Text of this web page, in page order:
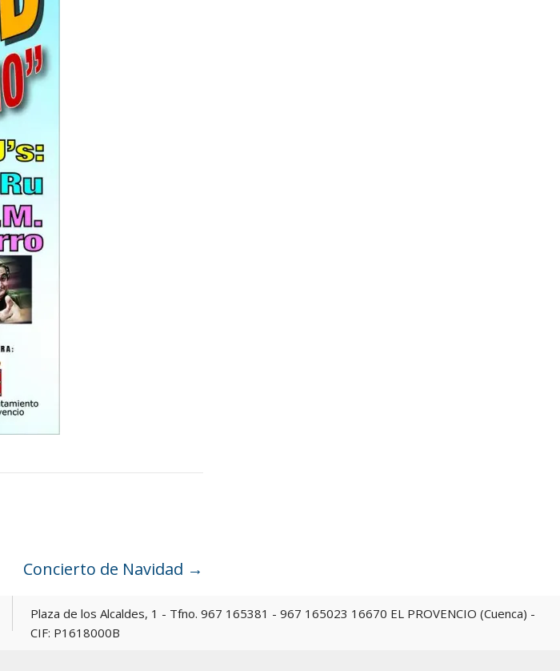
Concierto de Navidad →
Plaza de los Alcaldes, 1 - Tfno. 967 165381 - 967 165023 16670 EL PROVENCIO (Cuenca) -
CIF: P1618000B